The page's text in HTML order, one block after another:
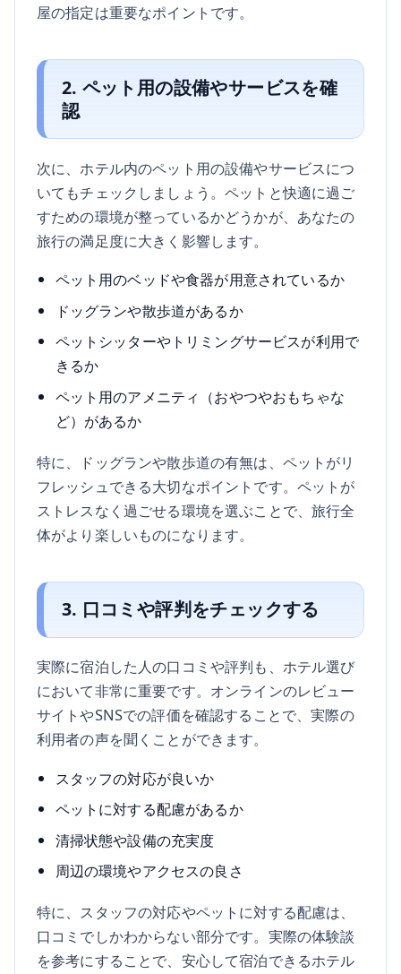
屋の指定は重要なポイントです。
2. ペット用の設備やサービスを確
認
次に、ホテル内のペット用の設備やサービスにつ
いてもチェックしましょう。ペットと快適に過ご
すための環境が整っているかどうかが、あなたの
旅行の満足度に大きく影響します。
ペット用のベッドや食器が用意されているか
ドッグランや散歩道があるか
ペットシッターやトリミングサービスが利用で
きるか
ペット用のアメニティ（おやつやおもちゃな
ど）があるか
特に、ドッグランや散歩道の有無は、ペットがリ
フレッシュできる大切なポイントです。ペットが
ストレスなく過ごせる環境を選ぶことで、旅行全
体がより楽しいものになります。
3. 口コミや評判をチェックする
実際に宿泊した人の口コミや評判も、ホテル選び
において非常に重要です。オンラインのレビュー
サイトやSNSでの評価を確認することで、実際の
利用者の声を聞くことができます。
スタッフの対応が良いか
ペットに対する配慮があるか
清掃状態や設備の充実度
周辺の環境やアクセスの良さ
特に、スタッフの対応やペットに対する配慮は、
口コミでしかわからない部分です。実際の体験談
を参考にすることで、安心して宿泊できるホテル